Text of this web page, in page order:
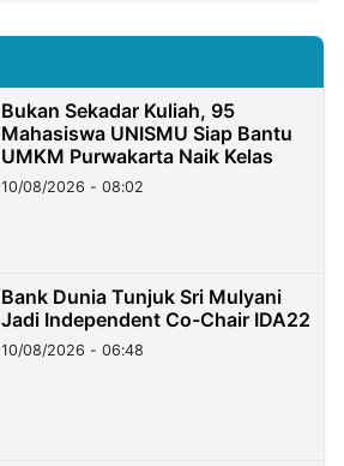
Bukan Sekadar Kuliah, 95
Mahasiswa UNISMU Siap Bantu
UMKM Purwakarta Naik Kelas
10/08/2026 - 08:02
Bank Dunia Tunjuk Sri Mulyani
Jadi Independent Co-Chair IDA22
10/08/2026 - 06:48